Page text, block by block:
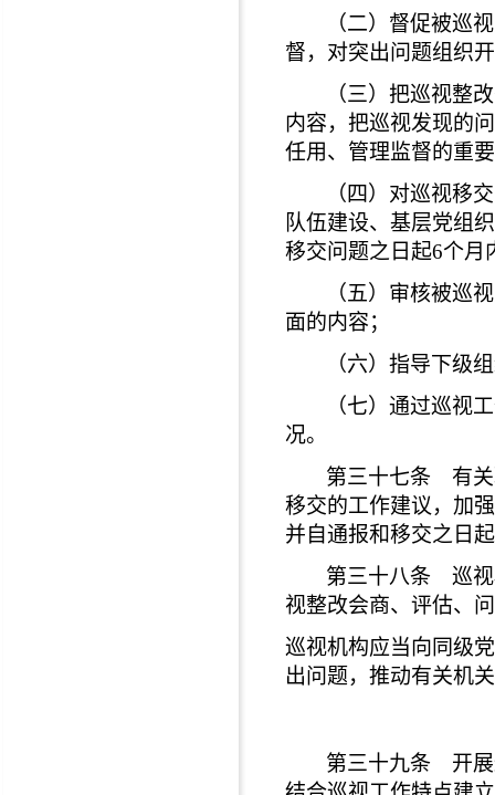
（二）督促被巡
督，对突出问题组织
（三）把巡视整
内容，把巡视发现的
任用、管理监督的重
（四）对巡视移
队伍建设、基层党组
移交问题之日起6个月
（五）审核被巡
面的内容；
（六）指导下级
（七）通过巡视
况。
第三十七条 有关
移交的工作建议，加
并自通报和移交之日
第三十八条 巡视
视整改会商、评估、
巡视机构应当向同级
出问题，推动有关机
第三十九条 开展